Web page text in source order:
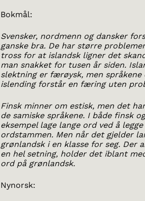
Bokmål:
Svensker, nordmenn og dansker
ganske bra. De har større
tross for at islandsk ligner det
man snakket for tusen år siden.
slektning er færøysk, men språkene
islending forstår en færing uten
Finsk minner om estisk, men det
de samiske språkene. I både finsk
eksempel lage lange ord ved å
ordstammen. Men når det gjelder
grønlandsk i en klasse for seg. Der
en hel setning, holder det iblant
ord på grønlandsk.
Nynorsk: